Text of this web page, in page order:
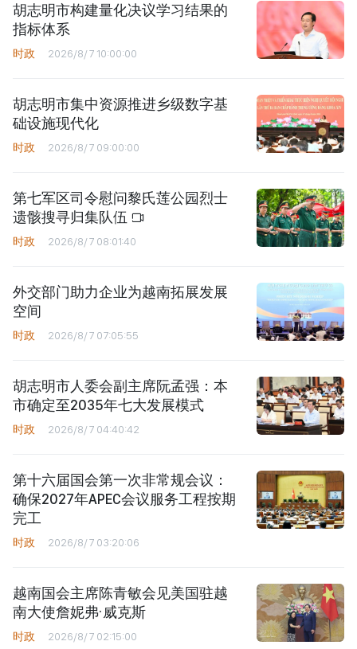
胡志明市构建量化决议学习结果的
指标体系
时政 2026/8/7 10:00:00
胡志明市集中资源推进乡级数字基
础设施现代化
时政 2026/8/7 09:00:00
第七军区司令慰问黎氏莲公园烈士
遗骸搜寻归集队伍
时政 2026/8/7 08:01:40
外交部门助力企业为越南拓展发展
空间
时政 2026/8/7 07:05:55
胡志明市人委会副主席阮孟强：本
市确定至2035年七大发展模式
时政 2026/8/7 04:40:42
第十六届国会第一次非常规会议：
确保2027年APEC会议服务工程按期
完工
时政 2026/8/7 03:20:06
越南国会主席陈青敏会见美国驻越
南大使詹妮弗·威克斯
时政 2026/8/7 02:15:00